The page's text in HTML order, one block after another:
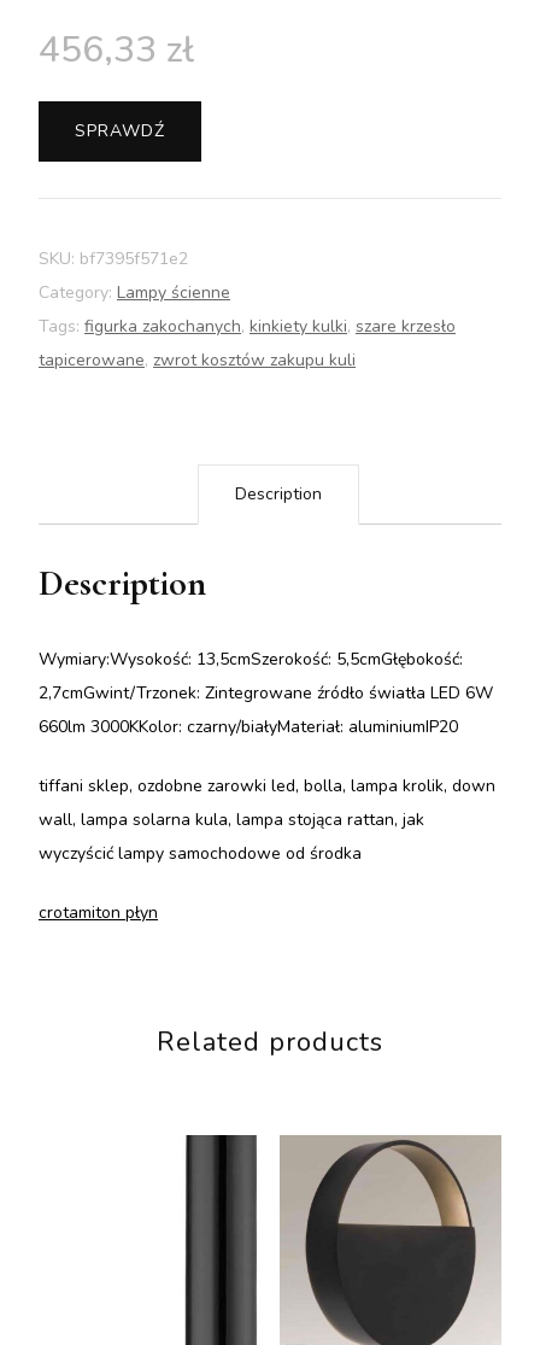
456,33 zł
SPRAWDŹ
SKU: bf7395f571e2
Category: Lampy ścienne
Tags: figurka zakochanych, kinkiety kulki, szare krzesło
tapicerowane, zwrot kosztów zakupu kuli
Description
Description
Wymiary:Wysokość: 13,5cmSzerokość: 5,5cmGłębokość:
2,7cmGwint/Trzonek: Zintegrowane źródło światła LED 6W
660lm 3000KKolor: czarny/białyMateriał: aluminiumIP20
tiffani sklep, ozdobne zarowki led, bolla, lampa krolik, down
wall, lampa solarna kula, lampa stojąca rattan, jak
wyczyścić lampy samochodowe od środka
crotamiton płyn
Related products